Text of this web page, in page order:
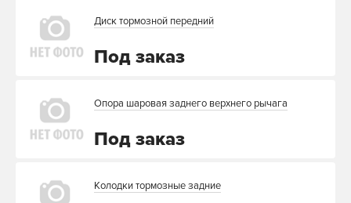
Диск тормозной передний
Под заказ
Опора шаровая заднего верхнего рычага
Под заказ
Колодки тормозные задние